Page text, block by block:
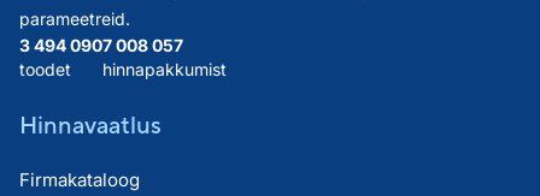
parameetreid.
3 494 090
toodet
7 008 057
hinnapakkumist
Hinnavaatlus
Firmakataloog